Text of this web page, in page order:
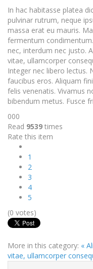
In hac habitasse platea
pulvinar rutrum, neque
massa erat eu mauris.
fermentum
nec, interdum nec justo.
vitae, ullamcorper
Integer nec libero lectus.
faucibus eros. Aliquam
felis venenatis. Vivamus
bibendum metus. Fusce
000
Read 9539 times
Rate this item
1
2
3
4
5
(0 votes)
More in this category: «
vitae, ullamcorper